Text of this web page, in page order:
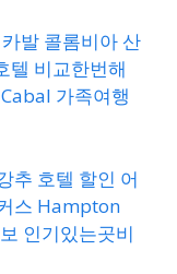
발 콜롬비아 산
텔 비교한번해
가족여행
추 호텔 할인 어
스 Hampton
인기있는곳비